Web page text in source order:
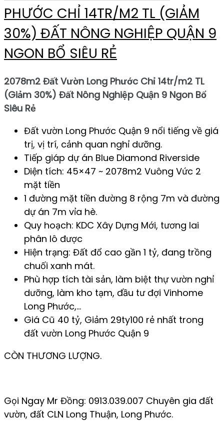
PHƯỚC CHỈ 14TR/M2 TL (GIẢM
30%) ĐẤT NÔNG NGHIỆP QUẬN 9
NGON BỔ SIÊU RẺ
2078m2 Đất Vườn Long Phước Chỉ 14tr/m2 TL
(Giảm 30%) Đất Nông Nghiệp Quận 9 Ngon Bổ
Siêu Rẻ
Đất vườn Long Phước Quận 9 nổi tiếng về giá
trị, vị trí, cảnh quan nghỉ dưỡng.
Tiếp giáp dự án Blue Diamond Riverside
Diện tích: 45×47 ~ 2078m2 Vuông Vức 2
mặt tiền
1 đường mặt tiền đường 8 rộng 7m và đường
dự án 7m vỉa hè.
Quy hoạch: KDC Xây Dựng Mới, tương lai
phân lô được
Hiện trạng: Đất đổ cao gần 1 tỷ, đang trồng
chuối xanh mát.
Phù hợp tích tài sản, làm biệt thự vườn nghỉ
dưỡng, làm kho tạm, đầu tư đợi Vinhome
Long Phước,…
Giá Cũ 40 tỷ, Giảm 29ty100 rẻ nhất trong
đất vườn Long Phước Quận 9
CÒN THƯƠNG LƯỢNG.
Gọi Ngay Mr Đồng: 0913.039.007 Chuyên gia đất
vườn, đất CLN Long Thuận, Long Phước.